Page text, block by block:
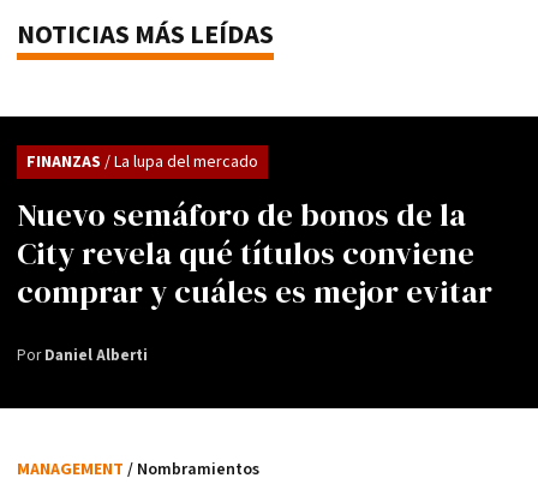
NOTICIAS MÁS LEÍDAS
Nuevo semáforo de bonos de la
City revela qué títulos conviene
comprar y cuáles es mejor evitar
FINANZAS / La lupa del mercado
PorDaniel Alberti
MANAGEMENT / Nombramientos